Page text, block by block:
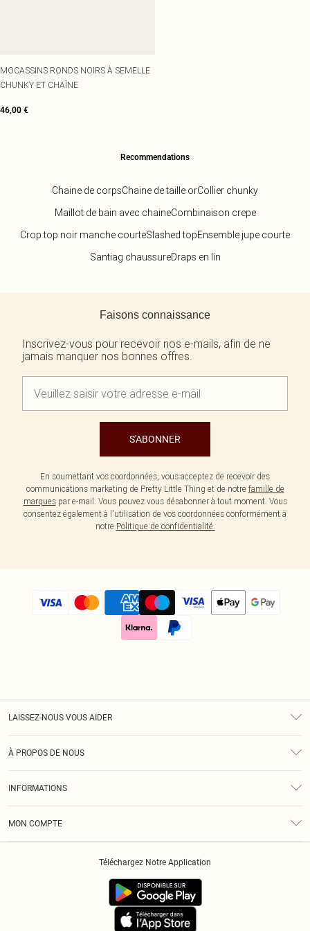
MOCASSINS RONDS NOIRS À SEMELLE
CHUNKY ET CHAÎNE
46,00 €
Recommendations
Chaine de corpsChaine de taille orCollier chunky
Maillot de bain avec chaineCombinaison crepe
Crop top noir manche courteSlashed topEnsemble jupe courte
Santiag chaussureDraps en lin
Faisons connaissance
Inscrivez-vous pour recevoir nos e-mails, afin de ne
jamais manquer nos bonnes offres.
S'ABONNER
En soumettant vos coordonnées, vous acceptez de recevoir des
communications marketing de Pretty Little Thing et de notre famille de
marquespar e-mail. Vous pouvez vous désabonner à tout moment. Vous
consentez également à l'utilisation de vos coordonnées conformément à
notre Politique de confidentialité.
LAISSEZ-NOUS VOUS AIDER
À PROPOS DE NOUS
INFORMATIONS
MON COMPTE
Téléchargez Notre Application